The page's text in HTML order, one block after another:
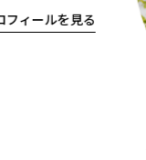
フィールを見る